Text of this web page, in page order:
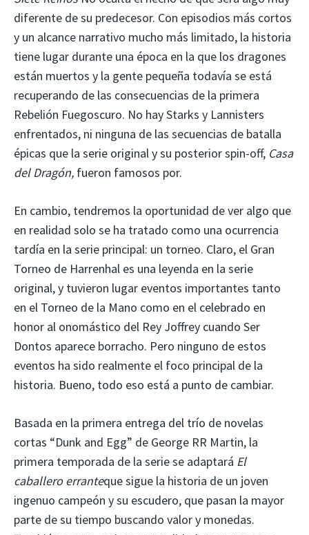
diferente de su predecesor. Con episodios más cortos
y un alcance narrativo mucho más limitado, la historia
tiene lugar durante una época en la que los dragones
están muertos y la gente pequeña todavía se está
recuperando de las consecuencias de la primera
Rebelión Fuegoscuro. No hay Starks y Lannisters
enfrentados, ni ninguna de las secuencias de batalla
épicas que la serie original y su posterior spin-off, Casa
del Dragón, fueron famosos por.
En cambio, tendremos la oportunidad de ver algo que
en realidad solo se ha tratado como una ocurrencia
tardía en la serie principal: un torneo. Claro, el Gran
Torneo de Harrenhal es una leyenda en la serie
original, y tuvieron lugar eventos importantes tanto
en el Torneo de la Mano como en el celebrado en
honor al onomástico del Rey Joffrey cuando Ser
Dontos aparece borracho. Pero ninguno de estos
eventos ha sido realmente el foco principal de la
historia. Bueno, todo eso está a punto de cambiar.
Basada en la primera entrega del trío de novelas
cortas “Dunk and Egg” de George RR Martin, la
primera temporada de la serie se adaptará El
caballero erranteque sigue la historia de un joven
ingenuo campeón y su escudero, que pasan la mayor
parte de su tiempo buscando valor y monedas.